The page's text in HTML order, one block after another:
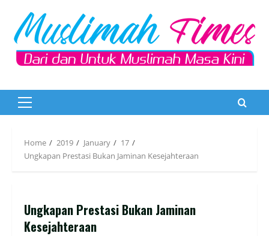
content
Primary
Home 2019 January
17
Ungkapan Prestasi Bukan Jaminan Kesejahteraan
Ungkapan Prestasi Bukan Jaminan
Kesejahteraan